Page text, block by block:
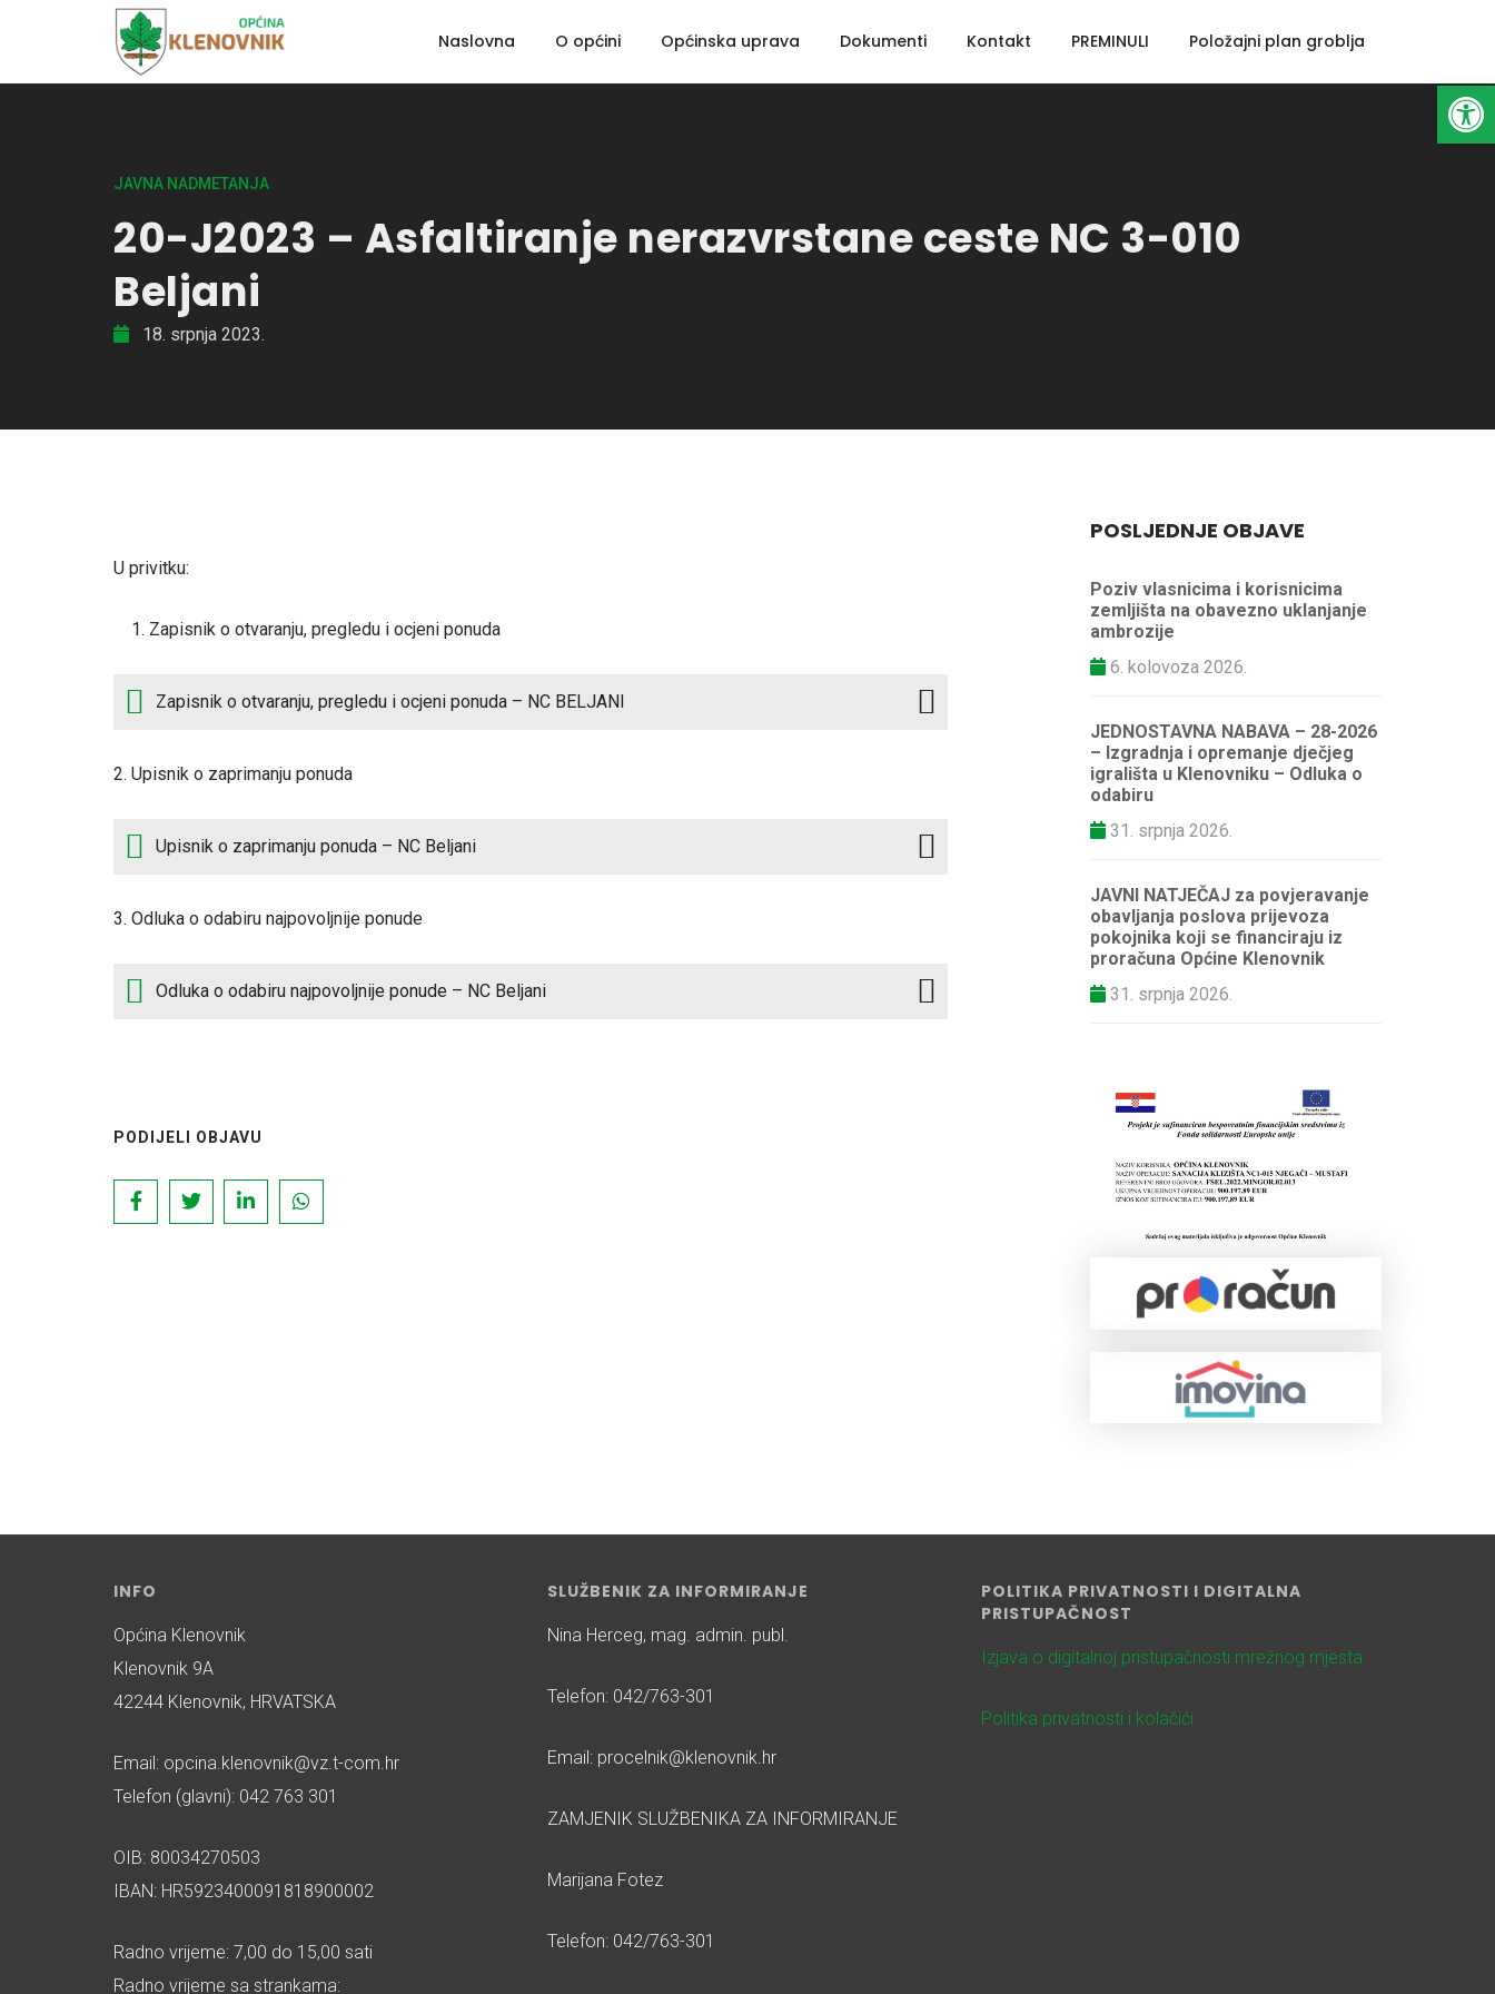
Open toolbar
Naslovna O općini Općinska uprava Dokumenti Kontakt PREMINULI Položajni plan groblja
JAVNA NADMETANJA
20-J2023 – Asfaltiranje nerazvrstane ceste NC 3-010
Beljani
18. srpnja 2023.
U privitku:
Zapisnik o otvaranju, pregledu i ocjeni ponuda
Zapisnik o otvaranju, pregledu i ocjeni ponuda – NC BELJANI
2. Upisnik o zaprimanju ponuda
Upisnik o zaprimanju ponuda – NC Beljani
3. Odluka o odabiru najpovoljnije ponude
Odluka o odabiru najpovoljnije ponude – NC Beljani
PODIJELI OBJAVU
POSLJEDNJE OBJAVE
Poziv vlasnicima i korisnicima
zemljišta na obavezno uklanjanje
ambrozije
6. kolovoza 2026.
JEDNOSTAVNA NABAVA – 28-2026
– Izgradnja i opremanje dječjeg
igrališta u Klenovniku – Odluka o
odabiru
31. srpnja 2026.
JAVNI NATJEČAJ za povjeravanje
obavljanja poslova prijevoza
pokojnika koji se financiraju iz
proračuna Općine Klenovnik
31. srpnja 2026.
INFO
Općina Klenovnik
Klenovnik 9A
42244 Klenovnik, HRVATSKA
Email: opcina.klenovnik@vz.t-com.hr
Telefon (glavni): 042 763 301
OIB: 80034270503
IBAN: HR5923400091818900002
Radno vrijeme: 7,00 do 15,00 sati
Radno vrijeme sa strankama:
SLUŽBENIK ZA INFORMIRANJE
Nina Herceg, mag. admin. publ.
Telefon: 042/763-301
Email: procelnik@klenovnik.hr
ZAMJENIK SLUŽBENIKA ZA INFORMIRANJE
Marijana Fotez
Telefon: 042/763-301
POLITIKA PRIVATNOSTI I DIGITALNA
PRISTUPAČNOST
Izjava o digitalnoj pristupačnosti mrežnog mjesta
Politika privatnosti i kolačići